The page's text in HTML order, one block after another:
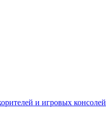
и игровых консолей